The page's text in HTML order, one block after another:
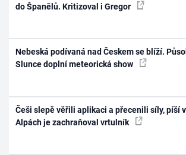
do Španělů. Kritizoval i Gregor
Nebeská podívaná nad Českem se blíží.
Slunce doplní meteorická show
Češi slepě věřili aplikaci a přecenili síly, píší
Alpách je zachraňoval vrtulník